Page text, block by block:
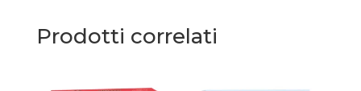
Prodotti correlati